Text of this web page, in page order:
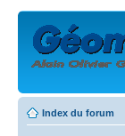
Index du forum